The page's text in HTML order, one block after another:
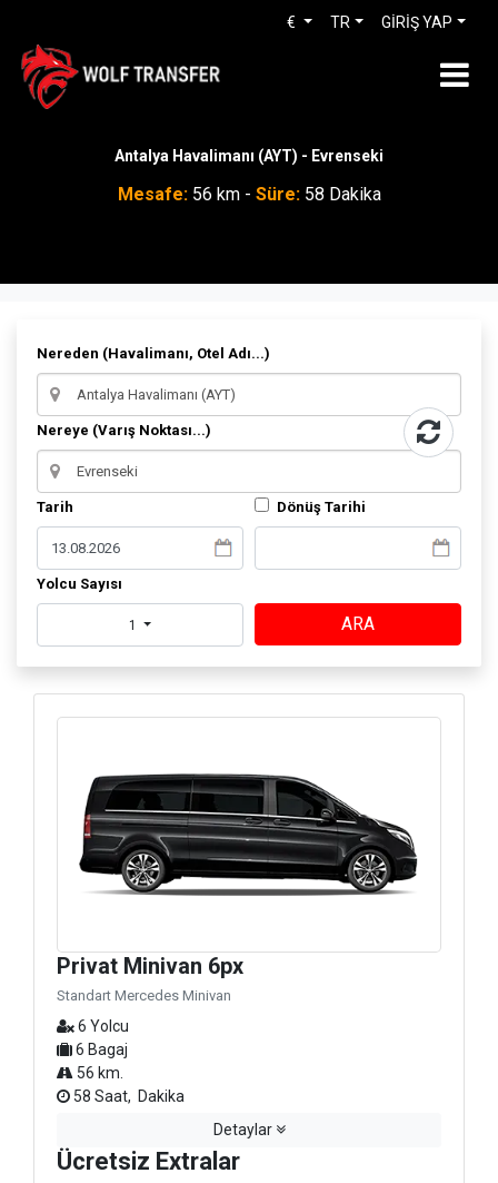
GİRİŞ YAP
TR
€
Antalya Havalimanı (AYT) - Evrenseki
Mesafe:56 km - Süre:58 Dakika
Nereden (Havalimanı, Otel Adı...)
Nereye (Varış Noktası...)
Tarih Dönüş Tarihi
Yolcu Sayısı
1 ARA
Privat Minivan 6px
Standart Mercedes Minivan
6 Yolcu
6 Bagaj
56 km.
58 Saat, Dakika
Detaylar
Ücretsiz Extralar